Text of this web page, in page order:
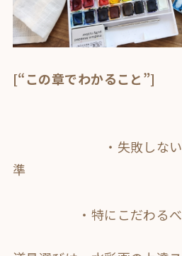
[“この章でわかること”]
・失敗しな
準
・特にこだわる